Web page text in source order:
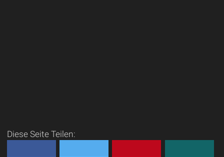
Diese Seite Teilen: